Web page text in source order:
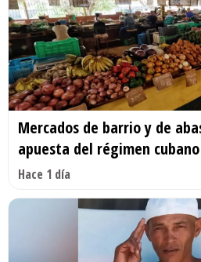
Mercados de barrio y de
apuesta del régimen
Hace 1 día